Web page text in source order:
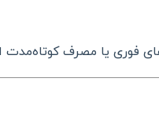
فوری یا مصرف